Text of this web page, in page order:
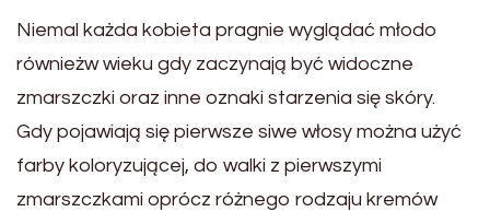
Niemal każda kobieta pragnie wyglądać młodo
równieżw wieku gdy zaczynają być widoczne
zmarszczki oraz inne oznaki starzenia się skóry.
Gdy pojawiają się pierwsze siwe włosy można użyć
farby koloryzującej, do walki z pierwszymi
zmarszczkami oprócz różnego rodzaju kremów